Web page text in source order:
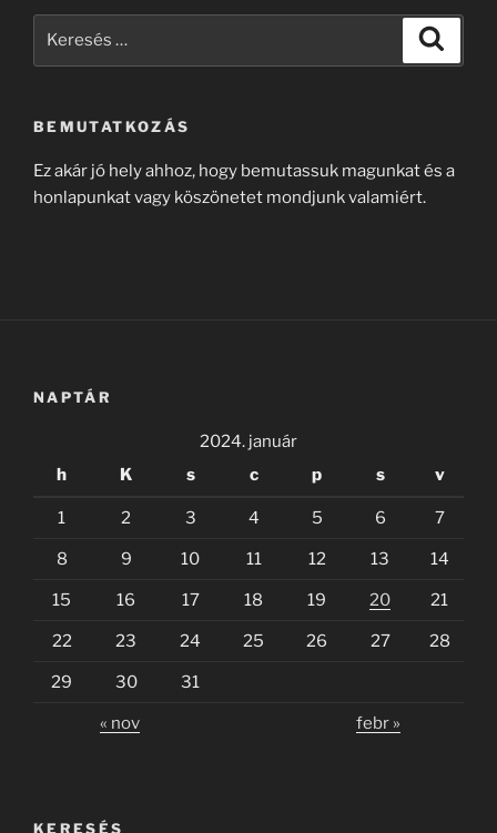
BEMUTATKOZÁS
Ez akár jó hely ahhoz, hogy bemutassuk magunkat és a
honlapunkat vagy köszönetet mondjunk valamiért.
NAPTÁR
2024. január
h
K s c p s v
1 2 3 4 5 6 7
8 9 10 11 12 13 14
15 16 17 18 19 20 21
22 23 24 25 26 27 28
29 30 31
« nov febr »
KERESÉS